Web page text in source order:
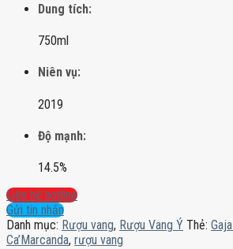
Dung tích:
750ml
Niên vụ:
2019
Độ mạnh:
14.5%
Liên hệ hotline
Gửi tin nhắn
Danh mục: Rượu vang, Rượu Vang Ý Thẻ:
Ca’Marcanda, rượu vang